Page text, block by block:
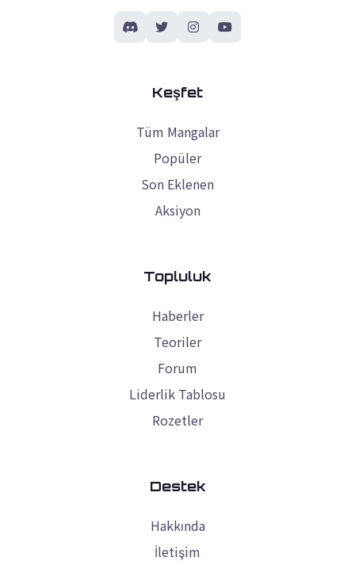
Keşfet
Tüm Mangalar
Popüler
Son Eklenen
Aksiyon
Topluluk
Haberler
Teoriler
Forum
Liderlik Tablosu
Rozetler
Destek
Hakkında
İletişim